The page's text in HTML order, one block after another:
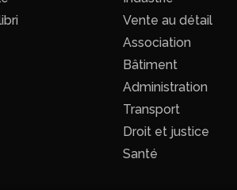
Vente au détail
Association
Bâtiment
Administration
Transport
Droit et justice
Santé